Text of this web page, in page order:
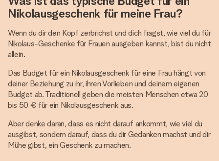
Nikolausgeschenk für meine Frau?
Wenn du dir den Kopf zerbrichst und dich fragst, wie viel du für
Nikolaus-Geschenke für Frauen ausgeben kannst, bist du nicht
allein.
Das Budget für ein Nikolausgeschenk für eine Frau hängt von
deiner Beziehung zu ihr, ihren Vorlieben und deinem eigenen
Budget ab. Traditionell geben die meisten Menschen etwa 20
bis 50 € für ein Nikolausgeschenk aus.
Aber denke daran, dass es nicht darauf ankommt, wie viel du
ausgibst, sondern darauf, dass du dir Gedanken machst und dir
Mühe gibst, ein Geschenk zu machen.